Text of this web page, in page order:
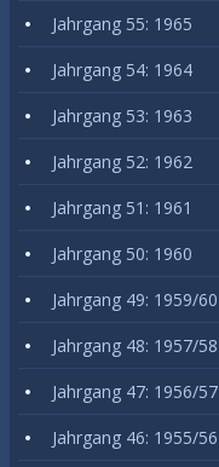
Jahrgang 55: 1965
Jahrgang 54: 1964
Jahrgang 53: 1963
Jahrgang 52: 1962
Jahrgang 51: 1961
Jahrgang 50: 1960
Jahrgang 49: 1959/60
Jahrgang 48: 1957/58
Jahrgang 47: 1956/57
Jahrgang 46: 1955/56